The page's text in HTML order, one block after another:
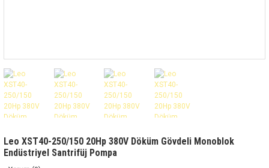
Leo XST40-250/150 20Hp 380V Döküm Gövdeli Monoblok
Endüstriyel Santrifüj Pompa